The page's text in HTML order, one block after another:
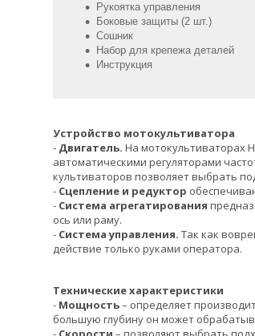
Рукоятка управления
Боковые защиты (2 шт.)
Сошник
Набор для крепежа деталей
Инструкция
Устройство мотокультиватора
- Двигатель. На мотокультиваторах
автоматическими регуляторами
культиваторов позволяет выбрать
- Сцепление и редуктор
- Система агрегатирования
ось или раму.
- Система управления. Так как
действие только руками оператора.
Технические характеристики
- Мощность– определяет
большую глубину он может